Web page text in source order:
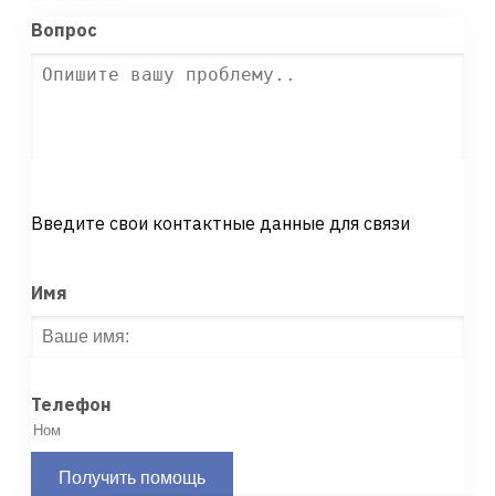
Вопрос
Введите свои контактные данные для связи
Имя
Телефон
Получить помощь